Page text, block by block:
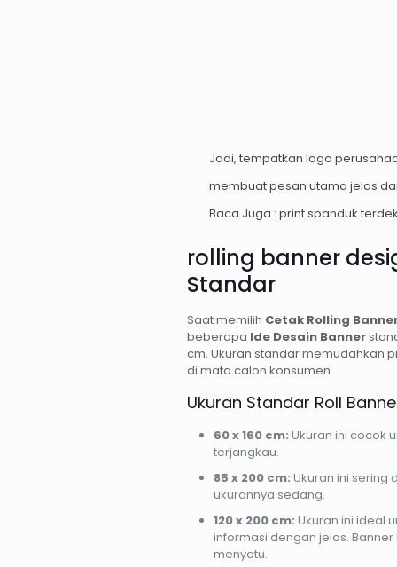
Jadi, tempatkan logo
membuat pesan utama jelas
Baca Juga : print spanduk
rolling banner
Standar
Saat memilih Cetak Rolling
beberapa Ide Desain Banner
cm. Ukuran standar memudahkan
di mata calon konsumen.
Ukuran Standar Roll
60 x 160 cm: Ukuran ini cocok
terjangkau.
85 x 200 cm: Ukuran ini sering
ukurannya sedang.
120 x 200 cm: Ukuran ini ideal
informasi dengan jelas.
menyatu.